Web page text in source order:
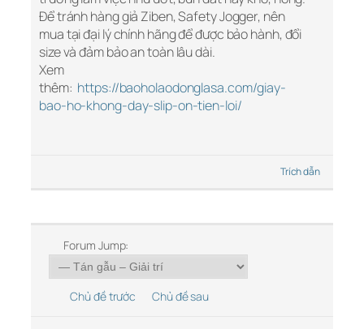
Để tránh hàng giả Ziben, Safety Jogger, nên
mua tại đại lý chính hãng để được bảo hành, đổi
size và đảm bảo an toàn lâu dài.
Xem
thêm: https://baoholaodonglasa.com/giay-
bao-ho-khong-day-slip-on-tien-loi/
Trích dẫn
Forum Jump:
Chủ đề trước Chủ đề sau